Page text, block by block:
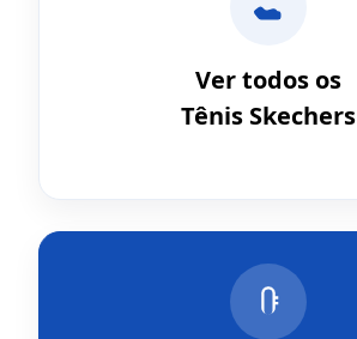
Ver todos os
Tênis Skechers